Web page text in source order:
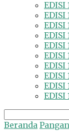
EDISI
EDISI
EDISI
EDISI
EDISI
EDISI
EDISI
EDISI
EDISI
EDISI
Beranda Pangan